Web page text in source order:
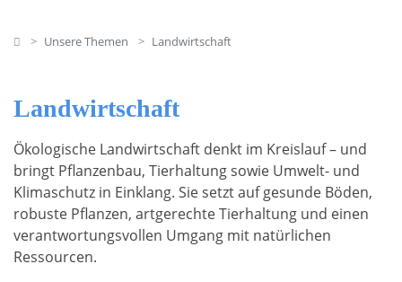
HomeUnsere Themen Landwirtschaft
Landwirtschaft
Ökologische Landwirtschaft denkt im Kreislauf – und
bringt Pflanzenbau, Tierhaltung sowie Umwelt- und
Klimaschutz in Einklang. Sie setzt auf gesunde Böden,
robuste Pflanzen, artgerechte Tierhaltung und einen
verantwortungsvollen Umgang mit natürlichen
Ressourcen.